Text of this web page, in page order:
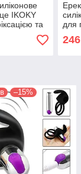
IKOKY
та
для
–15%